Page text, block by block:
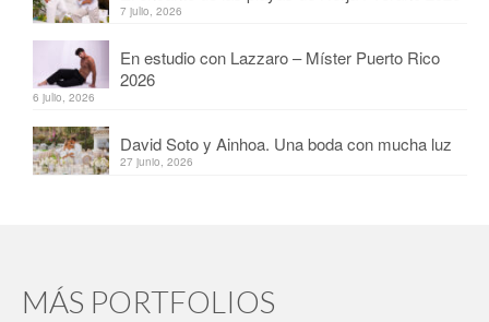
7 julio, 2026
En estudio con Lazzaro – Míster Puerto Rico
2026
6 julio, 2026
David Soto y Ainhoa. Una boda con mucha luz
27 junio, 2026
MÁS PORTFOLIOS